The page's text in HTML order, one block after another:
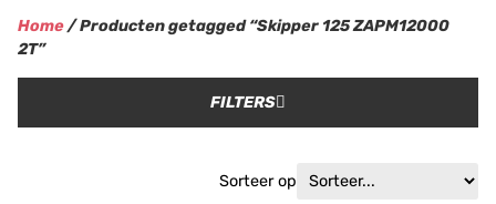
Home/ Producten getagged “Skipper 125 ZAPM12000
2T”
FILTERS
Sorteer op